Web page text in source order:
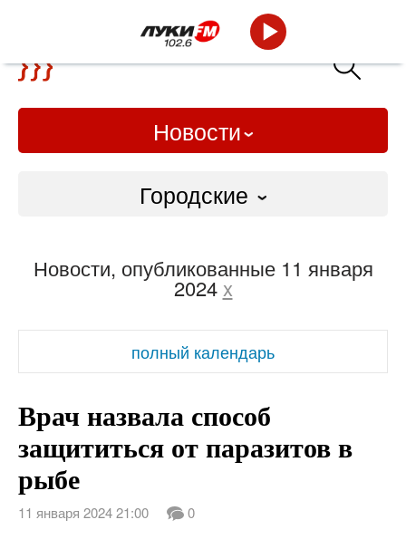
Новости
Городские
Слово Дело
Народные
ВТРК
Новости, опубликованные 11 января
2024 x
полный календарь
Врач назвала способ
защититься от паразитов в
рыбе
11 января 2024 21:00 0